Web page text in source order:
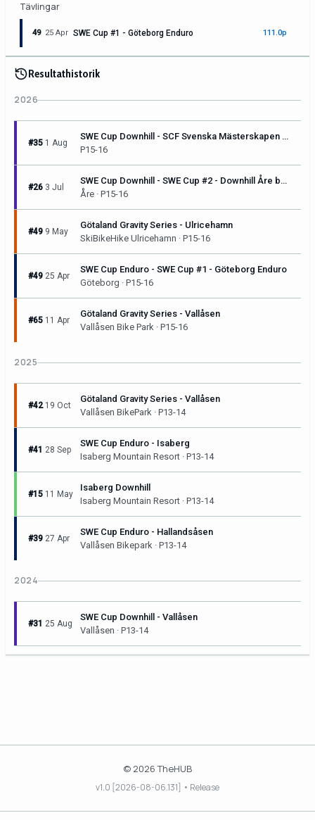
Tävlingar
49 25 Apr SWE Cup #1 - Göteborg Enduro 111.0p
Resultathistorik
2026
#35 1 Aug
SWE Cup Downhill - SCF Svenska Mästerskapen & SWE Cup #3 - Downhill Sunne
P15-16
#26 3 Jul
SWE Cup Downhill - SWE Cup #2 - Downhill Åre by Pirelli
Åre · P15-16
#49 9 May
Götaland Gravity Series - Ulricehamn
SkiBikeHike Ulricehamn · P15-16
#49 25 Apr
SWE Cup Enduro - SWE Cup #1 - Göteborg Enduro
Göteborg · P15-16
#65 11 Apr
Götaland Gravity Series - Vallåsen
Vallåsen Bike Park · P15-16
2025
#42 19 Oct
Götaland Gravity Series - Vallåsen
Vallåsen BikePark · P13-14
#41 28 Sep
SWE Cup Enduro - Isaberg
Isaberg Mountain Resort · P13-14
#15 11 May
Isaberg Downhill
Isaberg Mountain Resort · P13-14
#39 27 Apr
SWE Cup Enduro - Hallandsåsen
Vallåsen Bikepark · P13-14
2024
#31 25 Aug
SWE Cup Downhill - Vallåsen
Vallåsen · P13-14
© 2026 TheHUB
v1.0 [2026-08-06.131] • Release